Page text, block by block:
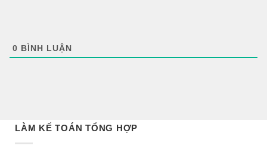
0 BÌNH LUẬN
LÀM KẾ TOÁN TỔNG HỢP